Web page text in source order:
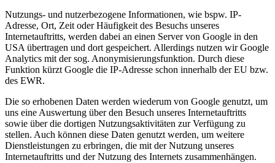
Nutzungs- und nutzerbezogene Informationen, wie bspw. IP-
Adresse, Ort, Zeit oder Häufigkeit des Besuchs unseres
Internetauftritts, werden dabei an einen Server von Google in den
USA übertragen und dort gespeichert. Allerdings nutzen wir Google
Analytics mit der sog. Anonymisierungsfunktion. Durch diese
Funktion kürzt Google die IP-Adresse schon innerhalb der EU bzw.
des EWR.
Die so erhobenen Daten werden wiederum von Google genutzt, um
uns eine Auswertung über den Besuch unseres Internetauftritts
sowie über die dortigen Nutzungsaktivitäten zur Verfügung zu
stellen. Auch können diese Daten genutzt werden, um weitere
Dienstleistungen zu erbringen, die mit der Nutzung unseres
Internetauftritts und der Nutzung des Internets zusammenhängen.